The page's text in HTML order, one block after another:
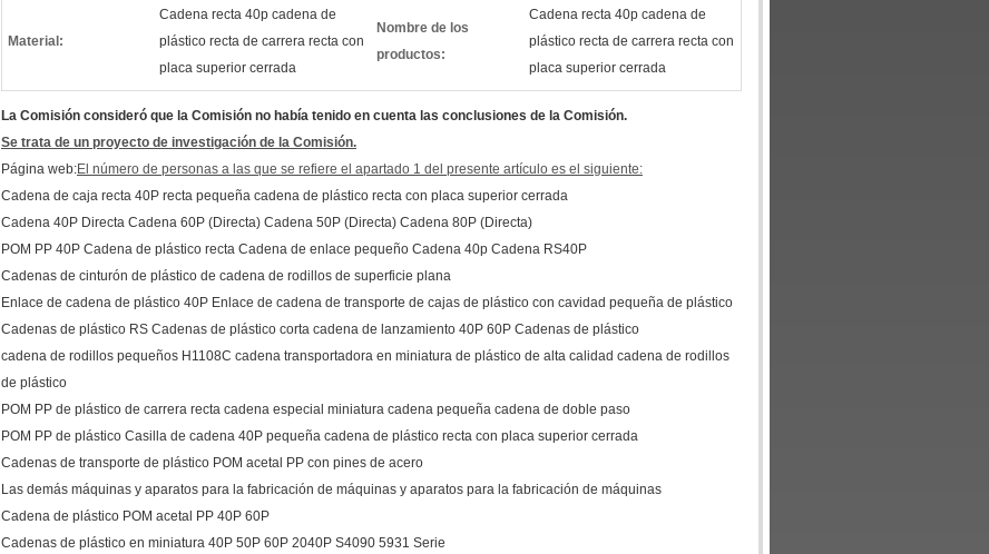
Material:
Cadena recta 40p cadena de
plástico recta de carrera recta con
placa superior cerrada
Nombre de los
productos:
Cadena recta 40p cadena de
plástico recta de carrera recta con
placa superior cerrada
La Comisión consideró que la Comisión no había tenido en cuenta las conclusiones de la Comisión.
Se trata de un proyecto de investigación de la Comisión.
Página web:El número de personas a las que se refiere el apartado 1 del presente artículo es el siguiente:
Cadena de caja recta 40P recta pequeña cadena de plástico recta con placa superior cerrada
Cadena 40P Directa Cadena 60P (Directa) Cadena 50P (Directa) Cadena 80P (Directa)
POM PP 40P Cadena de plástico recta Cadena de enlace pequeño Cadena 40p Cadena RS40P
Cadenas de cinturón de plástico de cadena de rodillos de superficie plana
Enlace de cadena de plástico 40P Enlace de cadena de transporte de cajas de plástico con cavidad pequeña de plástico
Cadenas de plástico RS Cadenas de plástico corta cadena de lanzamiento 40P 60P Cadenas de plástico
cadena de rodillos pequeños H1108C cadena transportadora en miniatura de plástico de alta calidad cadena de rodillos
de plástico
POM PP de plástico de carrera recta cadena especial miniatura cadena pequeña cadena de doble paso
POM PP de plástico Casilla de cadena 40P pequeña cadena de plástico recta con placa superior cerrada
Cadenas de transporte de plástico POM acetal PP con pines de acero
Las demás máquinas y aparatos para la fabricación de máquinas y aparatos para la fabricación de máquinas
Cadena de plástico POM acetal PP 40P 60P
Cadenas de plástico en miniatura 40P 50P 60P 2040P S4090 5931 Serie